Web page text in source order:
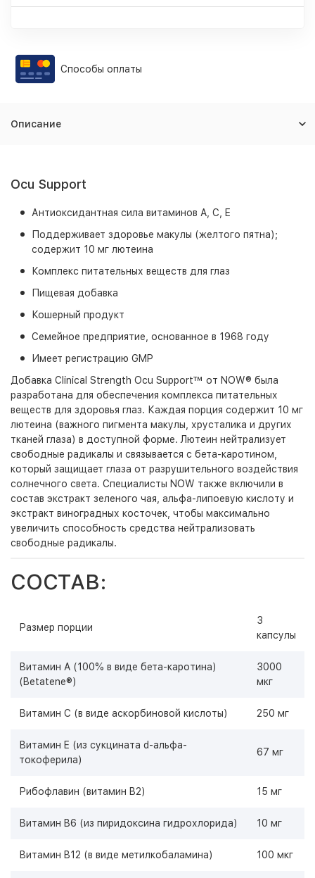
Способы оплаты
Описание
Ocu Support
Антиоксидантная сила витаминов A, C, E
Поддерживает здоровье макулы (желтого пятна);
содержит 10 мг лютеина
Комплекс питательных веществ для глаз
Пищевая добавка
Кошерный продукт
Семейное предприятие, основанное в 1968 году
Имеет регистрацию GMP
Добавка Clinical Strength Ocu Support™ от NOW® была
разработана для обеспечения комплекса питательных
веществ для здоровья глаз. Каждая порция содержит 10 мг
лютеина (важного пигмента макулы, хрусталика и других
тканей глаза) в доступной форме. Лютеин нейтрализует
свободные радикалы и связывается с бета-каротином,
который защищает глаза от разрушительного воздействия
солнечного света. Специалисты NOW также включили в
состав экстракт зеленого чая, альфа-липоевую кислоту и
экстракт виноградных косточек, чтобы максимально
увеличить способность средства нейтрализовать
свободные радикалы.
СОСТАВ:
Размер порции
3
капсулы
Витамин A (100% в виде бета-каротина)
(Betatene®)
3000
мкг
Витамин С (в виде аскорбиновой кислоты) 250 мг
Витамин E (из сукцината d-альфа-
токоферила)
67 мг
Рибофлавин (витамин B2) 15 мг
Витамин B6 (из пиридоксина гидрохлорида) 10 мг
Витамин B12 (в виде метилкобаламина) 100 мкг